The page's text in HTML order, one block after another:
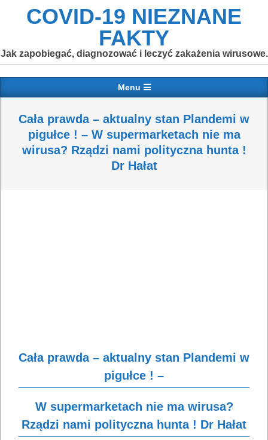
COVID-19 NIEZNANE
FAKTY
Jak zapobiegać, diagnozować i leczyć zakażenia wirusowe.
Navigation
Menu
Cała prawda – aktualny stan Plandemi w
pigułce ! – W supermarketach nie ma
wirusa? Rządzi nami polityczna hunta !
Dr Hałat
Cała prawda – aktualny stan Plandemi w
pigułce ! –
W supermarketach nie ma wirusa?
Rządzi nami polityczna hunta ! Dr Hałat